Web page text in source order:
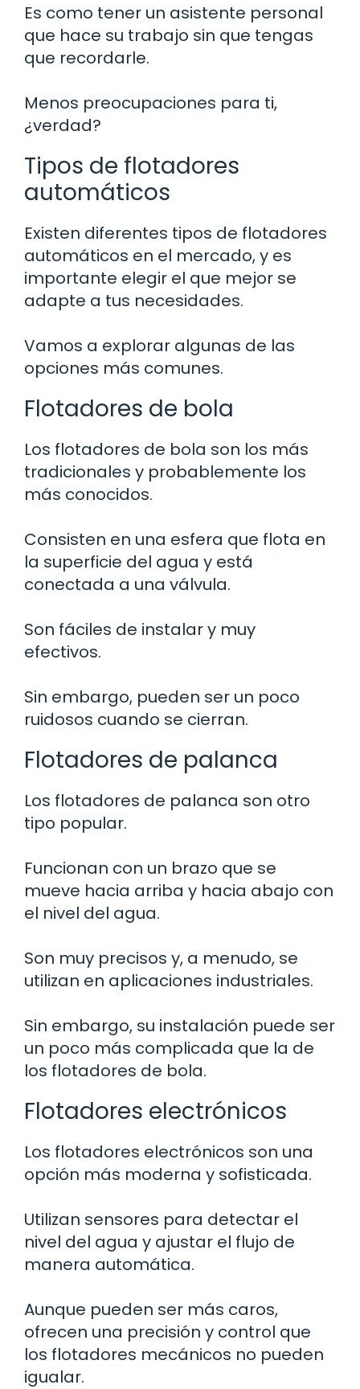
Es como tener un asistente personal
que hace su trabajo sin que tengas
que recordarle.
Menos preocupaciones para ti,
¿verdad?
Tipos de flotadores
automáticos
Existen diferentes tipos de flotadores
automáticos en el mercado, y es
importante elegir el que mejor se
adapte a tus necesidades.
Vamos a explorar algunas de las
opciones más comunes.
Flotadores de bola
Los flotadores de bola son los más
tradicionales y probablemente los
más conocidos.
Consisten en una esfera que flota en
la superficie del agua y está
conectada a una válvula.
Son fáciles de instalar y muy
efectivos.
Sin embargo, pueden ser un poco
ruidosos cuando se cierran.
Flotadores de palanca
Los flotadores de palanca son otro
tipo popular.
Funcionan con un brazo que se
mueve hacia arriba y hacia abajo con
el nivel del agua.
Son muy precisos y, a menudo, se
utilizan en aplicaciones industriales.
Sin embargo, su instalación puede ser
un poco más complicada que la de
los flotadores de bola.
Flotadores electrónicos
Los flotadores electrónicos son una
opción más moderna y sofisticada.
Utilizan sensores para detectar el
nivel del agua y ajustar el flujo de
manera automática.
Aunque pueden ser más caros,
ofrecen una precisión y control que
los flotadores mecánicos no pueden
igualar.